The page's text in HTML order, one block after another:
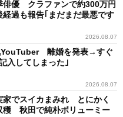
俳優 クラファンで約300万円
過も報告｢まだまだ最悪です
2026.08.07
YouTuber 離婚を発表→すぐ
入してしまった｣
2026.08.07
でスイカまみれ とにかく
穫 秋田で純朴ボリューミー